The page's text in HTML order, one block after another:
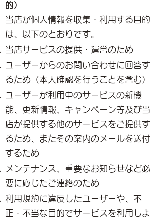
的）
当店が個人情報を収集・利用する目的
は、以下のとおりです。
当店サービスの提供・運営のため
ユーザーからのお問い合わせに回答す
るため（本人確認を行うことを含む）
ユーザーが利用中のサービスの新機
能、更新情報、キャンペーン等及び当
店が提供する他のサービスをご提供す
るため、またその案内のメールを送付
するため
メンテナンス、重要なお知らせなど必
要に応じたご連絡のため
利用規約に違反したユーザーや、不
正・不当な目的でサービスを利用しよ